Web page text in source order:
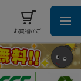
お買物かご